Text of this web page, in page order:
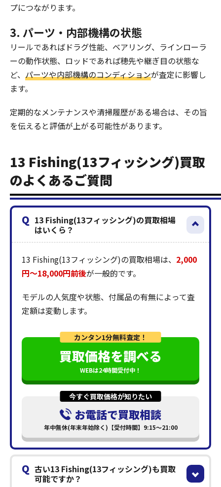
プにつながります。
3. パーツ・内部機構の状態
リールであればドラグ性能、ベアリング、ラインローラ
ーの動作状態、ロッドであれば穂先や継ぎ目の状態な
ど、 パーツや内部機構のコンディションが査定に影響し
ます。
定期的なメンテナンスや清掃履歴がある場合は、その旨
を伝えると評価が上がる可能性があります。
13 Fishing(13フィッシング)買取
のよくあるご質問
Q 13 Fishing(13フィッシング)の買取相場
はいくら？
13 Fishing(13フィッシング)の買取相場は、 2,000
円〜18,000円前後が一般的です。
モデルの人気度や状態、付属品の有無によって査
定額は変動します。
カンタン1分無料査定！
買取価格を調べる
WEBは24時間受付中！
今すぐ買取価格が知りたい
お電話で買取相談
年中無休(年末年始除く)【受付時間】9:15～21:00
Q 古い13 Fishing(13フィッシング)も買取
可能ですか？